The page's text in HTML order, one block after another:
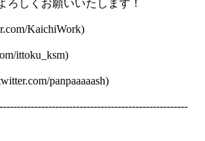
ろしくお願いいたします！
KaichiWork)
ittoku_ksm)
panpaaaaash)